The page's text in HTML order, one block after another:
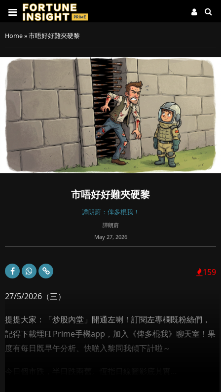
Home»市唔好好難夾硬黎
市唔好好難夾硬黎
譚朗蔚：俾多棍我！
譚朗蔚
May 27, 2026
159
27/5/2026（三）
提提大家：「炒股內堂」開通左喇！訂閱左專欄既粉絲們，
記得下載埋FI Prime手機app，加入《俾多棍我》聊天室！果
度有每日既早午分析、快啲入黎同我傾下計啦～